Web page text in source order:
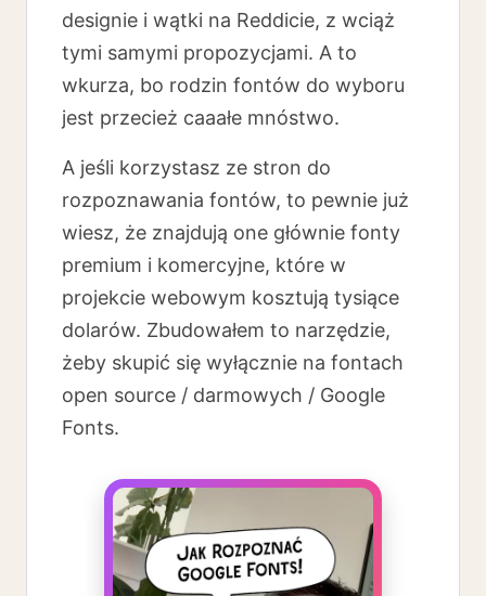
designie i wątki na Reddicie, z wciąż
tymi samymi propozycjami. A to
wkurza, bo rodzin fontów do wyboru
jest przecież caaałe mnóstwo.
A jeśli korzystasz ze stron do
rozpoznawania fontów, to pewnie już
wiesz, że znajdują one głównie fonty
premium i komercyjne, które w
projekcie webowym kosztują tysiące
dolarów. Zbudowałem to narzędzie,
żeby skupić się wyłącznie na fontach
open source / darmowych / Google
Fonts.